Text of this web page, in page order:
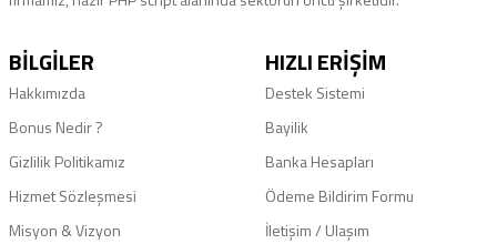
BILGILER
Hakkımızda
Bonus Nedir ?
Gizlilik Politikamız
Hizmet Sözleşmesi
Misyon & Vizyon
HIZLI ERIŞIM
Destek Sistemi
Bayilik
Banka Hesapları
Ödeme Bildirim Formu
İletişim / Ulaşım